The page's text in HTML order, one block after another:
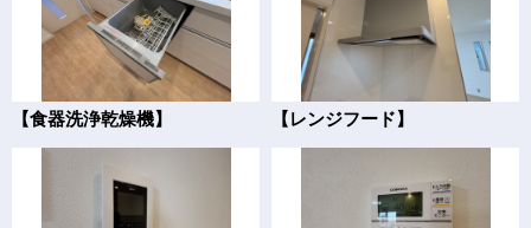
【食器洗浄乾燥機】 【レンジフード】